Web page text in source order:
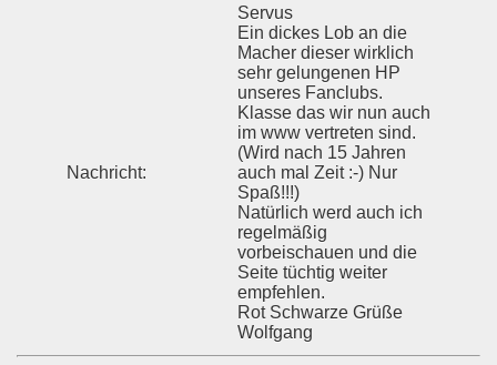
Nachricht:
Servus
Ein dickes Lob an die
Macher dieser wirklich
sehr gelungenen HP
unseres Fanclubs.
Klasse das wir nun auch
im www vertreten sind.
(Wird nach 15 Jahren
auch mal Zeit :-) Nur
Spaß!!!)
Natürlich werd auch ich
regelmäßig
vorbeischauen und die
Seite tüchtig weiter
empfehlen.
Rot Schwarze Grüße
Wolfgang